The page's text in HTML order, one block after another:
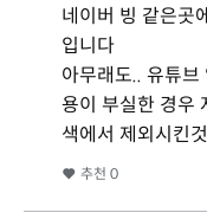
네이버 빙 같은곳
입니다
아무래도.. 유튜
용이 부실한 경우
색에서 제외시킨
추천 0